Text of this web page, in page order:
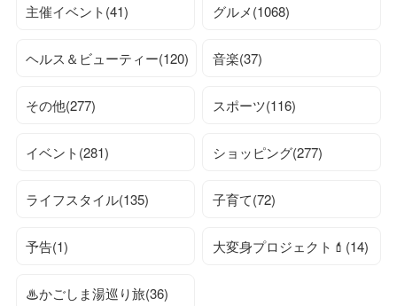
主催イベント(41) グルメ(1068)
ヘルス＆ビューティー(120) 音楽(37)
その他(277) スポーツ(116)
イベント(281) ショッピング(277)
ライフスタイル(135) 子育て(72)
予告(1) 大変身プロジェクト💄(14)
♨かごしま湯巡り旅(36)